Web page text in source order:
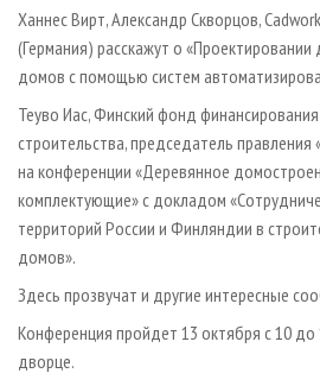
Ханнес Вирт, Александр Скворцов,
(Германия) расскажут о «Проектировании
домов с помощью систем
Теуво Иас, Финский фонд
строительства, председатель правления
на конференции «Деревянное
комплектующие» с докладом
территорий России и Финляндии в
домов».
Здесь прозвучат и другие интересные
Конференция пройдет 13 октября с 10 до
дворце.